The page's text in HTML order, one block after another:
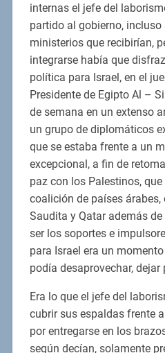
internas el jefe del
partido al gobierno,
ministerios que recibirían,
integrarse había que
política para Israel, en el
Presidente de Egipto Al –
de semana en un extenso
un grupo de diplomáticos
que se estaba frente a un
excepcional, a fin de
paz con los Palestinos,
coalición de países árabes,
Saudita y Qatar además
ser los soportes e
para Israel era un
podía desaprovechar, dejar
Era lo que el jefe del
cubrir sus espaldas frente
por entregarse en los
según decían, solamente